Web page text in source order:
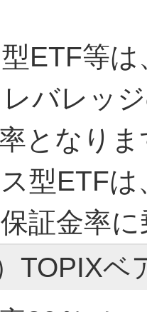
ETF等
バレッ
となりま
型ETFは
証金率
TOPIXベ